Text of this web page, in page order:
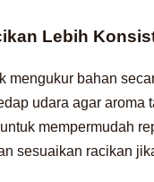
Lebih
mengukur bahan
udara agar aroma
mempermudah
sesuaikan racikan